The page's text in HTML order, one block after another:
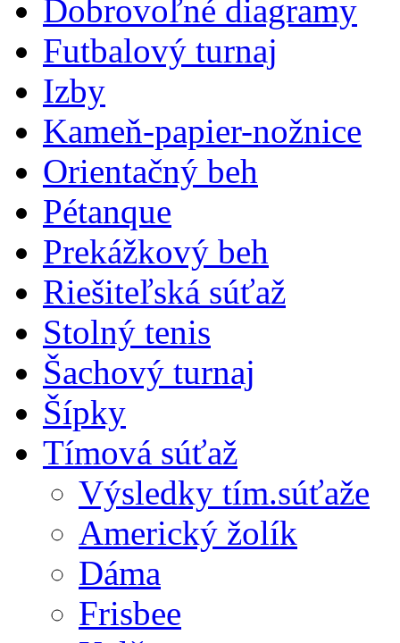
Dobrovoľné diagramy
Futbalový turnaj
Izby
Kameň-papier-nožnice
Orientačný beh
Pétanque
Prekážkový beh
Riešiteľská súťaž
Stolný tenis
Šachový turnaj
Šípky
Tímová súťaž
Výsledky tím.súťaže
Americký žolík
Dáma
Frisbee